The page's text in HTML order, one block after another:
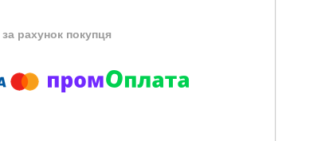
за рахунок покупця